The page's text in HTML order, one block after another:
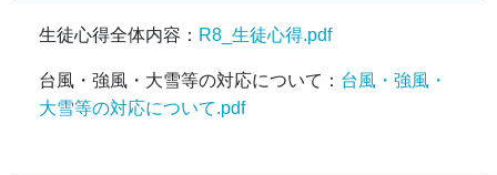
生徒心得全体内容： R8_生徒心得.pdf
台風・強風・大雪等の対応について： 台風・強風・
大雪等の対応について.pdf